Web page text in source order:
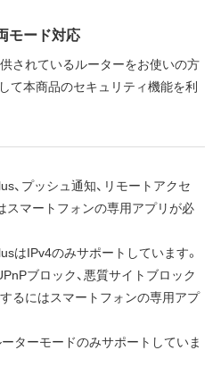
モード対応
されているルーターをお使いの方
して本商品のセキュリティ機能を利
、プッシュ通知、リモートアクセ
スマートフォンの専用アプリが必
はIPv4のみサポートしています。
ブロック、悪質サイトブロック
るにはスマートフォンの専用アプ
ターモードのみサポートしていま